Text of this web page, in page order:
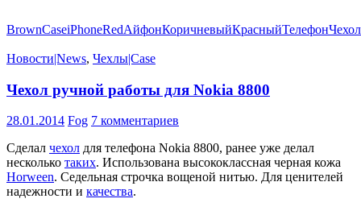
BrownCaseiPhoneRedАйфонКоричневыйКрасныйТелефонЧехол
Новости|News, Чехлы|Case
Чехол ручной работы для Nokia 8800
28.01.2014 Fog 7 комментариев
Сделал чехол для телефона Nokia 8800, ранее уже делал
несколько таких. Использована высококлассная черная кожа
Horween. Седельная строчка вощеной нитью. Для ценителей
надежности и качества.